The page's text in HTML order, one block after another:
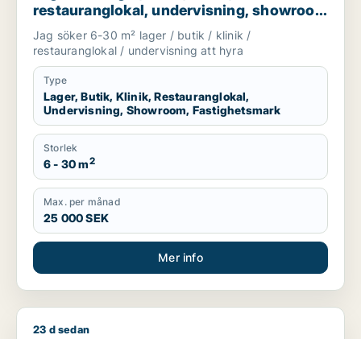
restauranglokal, undervisning, showroom
eller fastighetsmark för uthyrning i
Lundby, Göteborg eller Askim-Frölunda-
Högsbo m.fl.
Jag söker 6-30 m² lager / butik / klinik /
restauranglokal / undervisning att hyra
Type
Lager, Butik, Klinik, Restauranglokal,
Undervisning, Showroom, Fastighetsmark
Storlek
6 - 30 m2
Max. per månad
25 000 SEK
Mer info
Jag söker butik för uthyrning i Göteborg Centrum eller
23 d sedan